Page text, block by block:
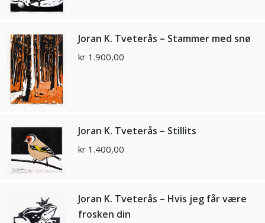
Joran K. Tveterås – Stammer med snø
kr 1.900,00
Joran K. Tveterås – Stillits
kr 1.400,00
Joran K. Tveterås – Hvis jeg får være
frosken din